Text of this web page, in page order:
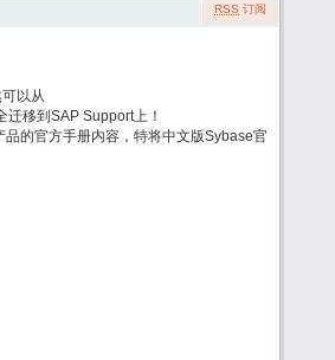
RSS 订阅
以从
移到SAP Support上！
的官方手册内容，特将中文版Sybase官